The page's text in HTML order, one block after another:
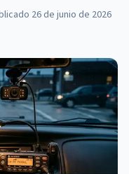
26 de junio de 2026